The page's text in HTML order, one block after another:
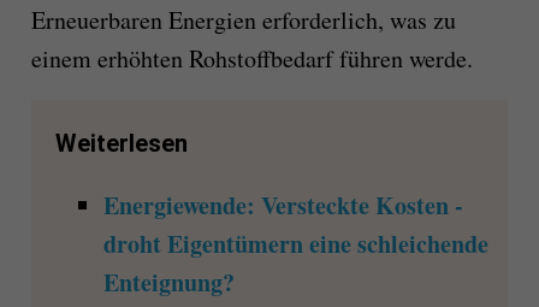
Erneuerbaren Energien erforderlich, was zu
einem erhöhten Rohstoffbedarf führen werde.
Weiterlesen
Energiewende: Versteckte Kosten -
droht Eigentümern eine schleichende
Enteignung?